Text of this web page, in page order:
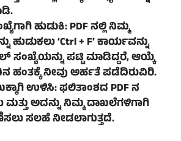
ಹುಡುಕಿ: PDF ನಲ್ಲಿ ನಿಮ್ಮ
‘Ctrl + F’ ಕಾರ್ಯವನ್ನು
ಪಟ್ಟಿ ಮಾಡಿದ್ದರೆ, ಆಯ್ಕೆ
ಹಂತಕ್ಕೆ ನೀವು ಅರ್ಹತೆ ಪಡೆದಿರುವಿರಿ.
ಉಳಿಸಿ: ಫಲಿತಾಂಶದ PDF ನ
ಅದನ್ನು ನಿಮ್ಮ ದಾಖಲೆಗಳಿಗಾಗಿ
ಸಲಹೆ ನೀಡಲಾಗುತ್ತದೆ.